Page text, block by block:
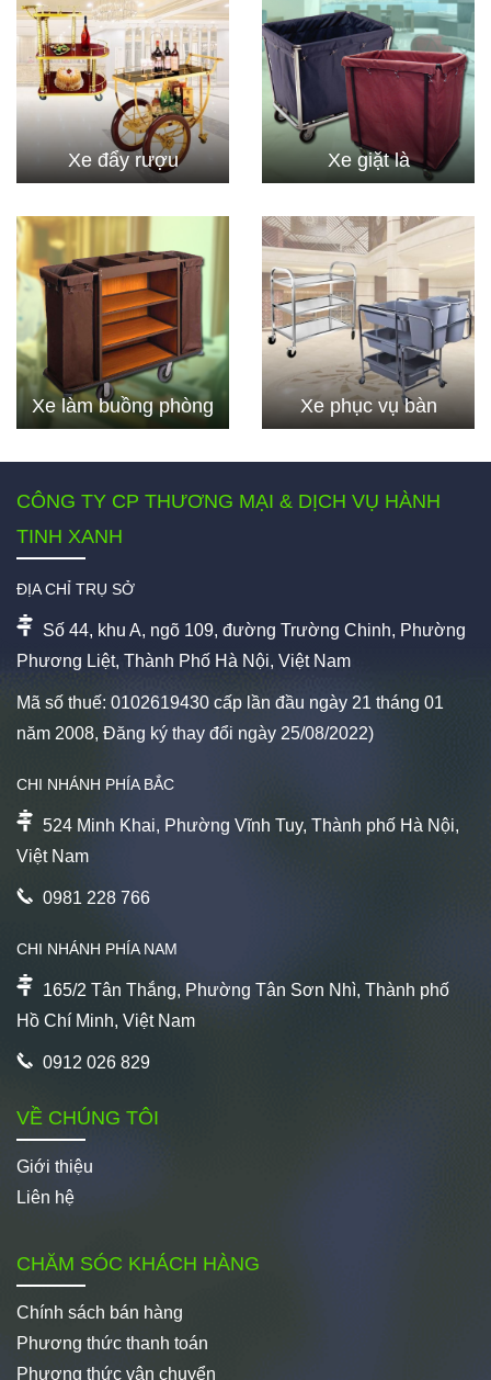
Xe đẩy rượu Xe giặt là
Xe làm buồng phòng Xe phục vụ bàn
CÔNG TY CP THƯƠNG MẠI & DỊCH VỤ HÀNH
TINH XANH
ĐỊA CHỈ TRỤ SỞ
Số 44, khu A, ngõ 109, đường Trường Chinh, Phường
Phương Liệt, Thành Phố Hà Nội, Việt Nam
Mã số thuế: 0102619430 cấp lần đầu ngày 21 tháng 01
năm 2008, Đăng ký thay đổi ngày 25/08/2022)
CHI NHÁNH PHÍA BẮC
524 Minh Khai, Phường Vĩnh Tuy, Thành phố Hà Nội,
Việt Nam
0981 228 766
CHI NHÁNH PHÍA NAM
165/2 Tân Thắng, Phường Tân Sơn Nhì, Thành phố
Hồ Chí Minh, Việt Nam
0912 026 829
VỀ CHÚNG TÔI
Giới thiệu
Liên hệ
CHĂM SÓC KHÁCH HÀNG
Chính sách bán hàng
Phương thức thanh toán
Phương thức vận chuyển